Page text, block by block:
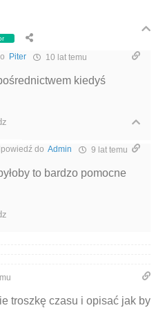
Piter 10 lat temu
kiedyś
doAdmin 9 lat temu
to bardzo pomocne
troszkę czasu i opisać jak by